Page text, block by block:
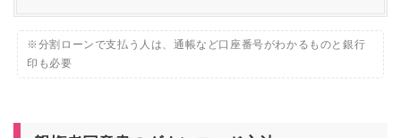
※分割ローンで支払う人は、通帳など口座番号がわかるものと銀行
印も必要